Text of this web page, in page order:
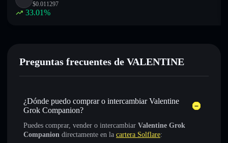
$0.011297
33.01%
Preguntas frecuentes de VALENTINE
¿Dónde puedo comprar o intercambiar Valentine
Grok Companion?
Puedes comprar, vender o intercambiar Valentine Grok
Companion directamente en la cartera Solflare: